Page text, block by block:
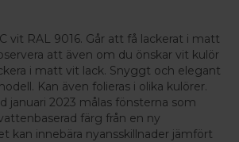
vit RAL 9016. Går att få lackerat i matt
att även om du önskar vit kulör
i matt vit lack. Snyggt och elegant
Kan även folieras i olika kulörer.
januari 2023 målas fönsterna som
färg från en ny
kan innebära nyansskillnader jämfört